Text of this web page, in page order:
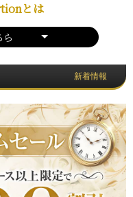
とは
新着情報